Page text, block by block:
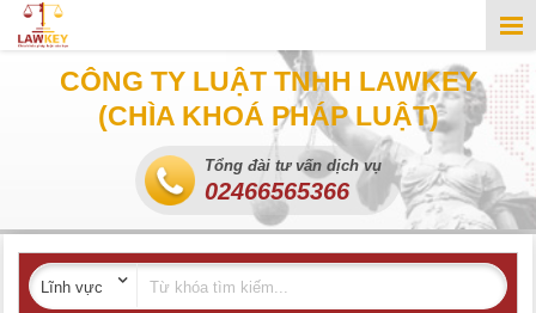
CÔNG TY LUẬT TNHH LAWKEY
(CHÌA KHOÁ PHÁP LUẬT)
Tổng đài tư vấn dịch vụ
02466565366